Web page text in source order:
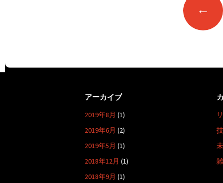
ー
←
アーカイブ
2019年8月 (1)
2019年6月 (2)
2019年5月 (1)
2018年12月 (1)
2018年9月 (1)